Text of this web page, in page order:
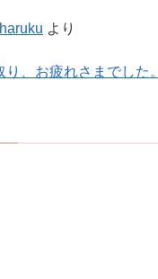
haruku より
り、お疲れさまでした。